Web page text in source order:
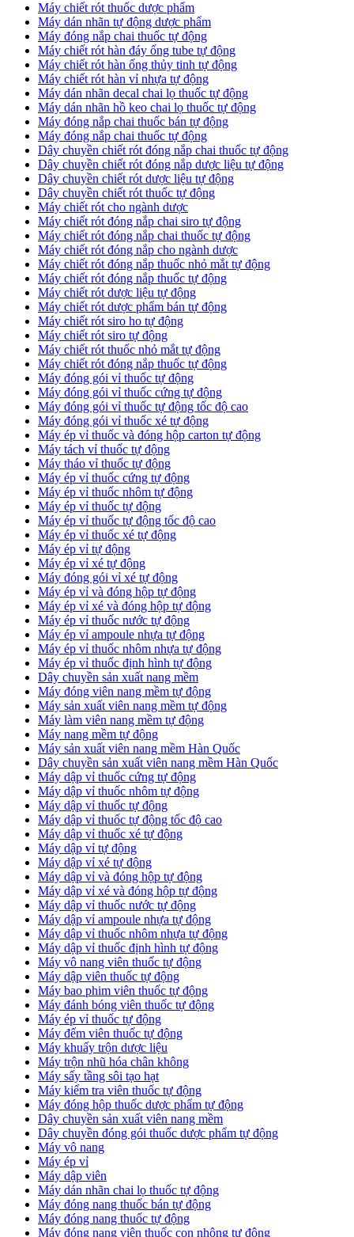
Máy chiết rót thuốc dược phẩm
Máy dán nhãn tự động dược phẩm
Máy đóng nắp chai thuốc tự động
Máy chiết rót hàn đáy ống tube tự động
Máy chiết rót hàn ống thủy tinh tự động
Máy chiết rót hàn vỉ nhựa tự động
​Máy dán nhãn decal chai lọ thuốc tự động
Máy dán nhãn hồ keo chai lọ thuốc tự động
Máy đóng nắp chai thuốc bán tự động
Máy đóng nắp chai thuốc tự động
Dây chuyền chiết rót đóng nắp chai thuốc tự động
​Dây chuyền chiết rót đóng nắp dược liệu tự động
Dây chuyền chiết rót dược liệu tự động
​Dây chuyền chiết rót thuốc tự động
Máy chiết rót cho ngành dược
​Máy chiết rót đóng nắp chai siro tự động
​Máy chiết rót đóng nắp chai thuốc tự động
​Máy chiết rót đóng nắp cho ngành dược
​Máy chiết rót đóng nắp thuốc nhỏ mắt tự động
​Máy chiết rót đóng nắp thuốc tự động
​Máy chiết rót dược liệu tự động
Máy chiết rót dược phẩm bán tự động
​Máy chiết rót siro ho tự động
​Máy chiết rót siro tự động
​Máy chiết rót thuốc nhỏ mắt tự động
​Máy chiết rót đóng nắp thuốc tự động
​Máy đóng gói vỉ thuốc tự động
Máy đóng gói vỉ thuốc cứng tự động
Máy đóng gói vỉ thuốc tự động tốc độ cao
Máy đóng gói vỉ thuốc xé tự động
​Máy ép vỉ thuốc và đóng hộp carton tự động
​Máy tách vỉ thuốc tự động
​Máy tháo vỉ thuốc tự động
​Máy ép vỉ thuốc cứng tự động
Máy ép vỉ thuốc nhôm tự động
Máy ép vỉ thuốc tự động​
​Máy ép vỉ thuốc tự động tốc độ cao
​Máy ép vỉ thuốc xé tự động
​Máy ép vỉ tự động
​Máy ép vỉ xé tự động
​Máy đóng gói vỉ xé tự động
​Máy ép vỉ và đóng hộp tự động
​Máy ép vỉ xé và đóng hộp tự động
​Máy ép vỉ thuốc nước tự động
​Máy ép vỉ ampoule nhựa tự động
Máy ép vỉ thuốc nhôm nhựa tự động
​Máy ép vỉ thuốc định hình tự động
​Dây chuyền sản xuất nang mềm
Máy đóng viên nang mềm tự động
​Máy sản xuất viên nang mềm tự động
Máy làm viên nang mềm tự động
Máy nang mềm tự động
​Máy sản xuất viên nang mềm Hàn Quốc
​Dây chuyền sản xuất viên nang mềm Hàn Quốc
Máy dập vỉ thuốc cứng tự động
Máy dập vỉ thuốc nhôm tự động
Máy dập vỉ thuốc tự động​
​Máy dập vỉ thuốc tự động tốc độ cao
Máy dập vỉ thuốc xé tự động
​Máy dập vỉ tự động
​Máy dập vỉ xé tự động
​Máy dập vỉ và đóng hộp tự động
​Máy dập vỉ xé và đóng hộp tự động
​Máy dập vỉ thuốc nước tự động
Máy dập vỉ ampoule nhựa tự động
Máy dập vỉ thuốc nhôm nhựa tự động
Máy dập vỉ thuốc định hình tự động
Máy vô nang viên thuốc tự động
Máy dập viên thuốc tự động
Máy bao phim viên thuốc tự động
Máy đánh bóng viên thuốc tự động
Máy ép vỉ thuốc tự động
Máy đếm viên thuốc tự động
Máy khuấy trộn dược liệu
Máy trộn nhũ hóa chân không
Máy sấy tầng sôi tạo hạt
Máy kiểm tra viên thuốc tự động
Máy đóng hộp thuốc dược phẩm tự động
Dây chuyền sản xuất viên nang mềm
Dây chuyền đóng gói thuốc dược phẩm tự động
Máy vô nang
Máy ép vỉ
Máy dập viên
Máy dán nhãn chai lọ thuốc tự động
Máy đóng nang thuốc bán tự động
Máy đóng nang thuốc tự động
Máy đóng nang viên thuốc con nhộng tự động